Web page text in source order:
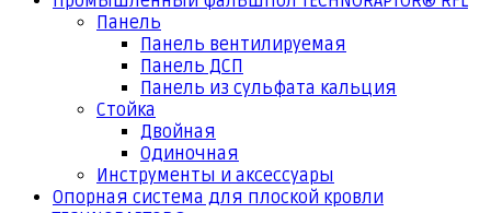
Панель
Панель вентилируемая
Панель ДСП
Панель из сульфата кальция
Стойка
Двойная
Одиночная
Инструменты и аксессуары
Опорная система для плоской кровли